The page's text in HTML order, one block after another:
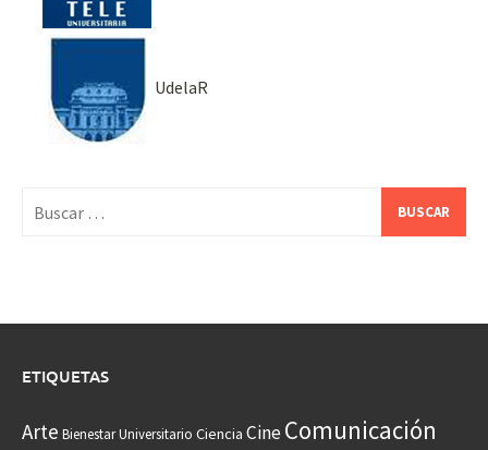
UdelaR
ETIQUETAS
Arte Bienestar Universitario Ciencia CineComunicación